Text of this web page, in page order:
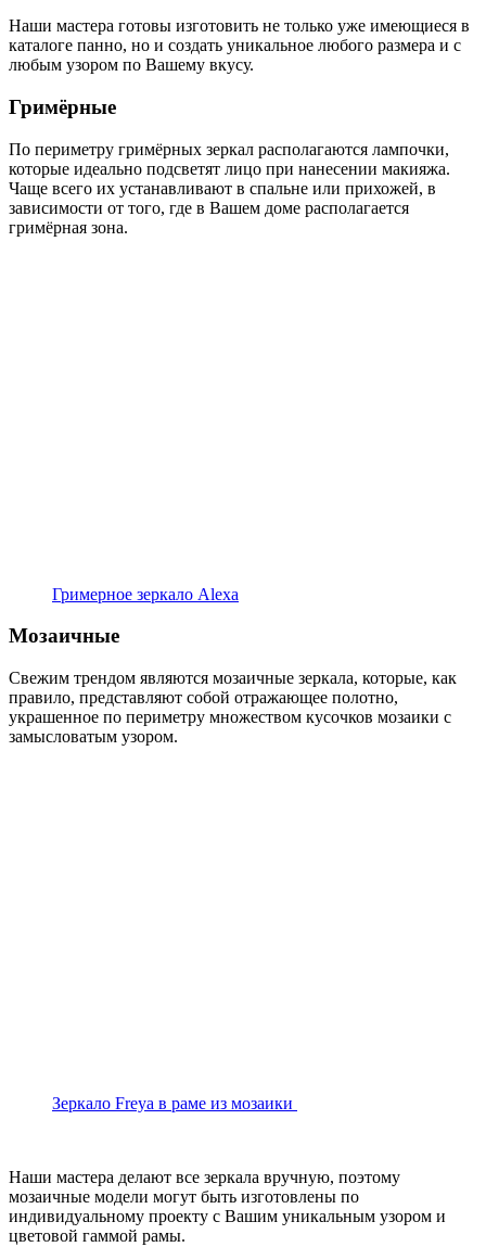
Наши мастера готовы изготовить не только уже имеющиеся в
каталоге панно, но и создать уникальное любого размера и с
любым узором по Вашему вкусу.
Гримёрные
По периметру гримёрных зеркал располагаются лампочки,
которые идеально подсветят лицо при нанесении макияжа.
Чаще всего их устанавливают в спальне или прихожей, в
зависимости от того, где в Вашем доме располагается
гримёрная зона.
Гримерное зеркало Alexa
Мозаичные
Свежим трендом являются мозаичные зеркала, которые, как
правило, представляют собой отражающее полотно,
украшенное по периметру множеством кусочков мозаики с
замысловатым узором.
Зеркало Freya в раме из мозаики
Наши мастера делают все зеркала вручную, поэтому
мозаичные модели могут быть изготовлены по
индивидуальному проекту с Вашим уникальным узором и
цветовой гаммой рамы.